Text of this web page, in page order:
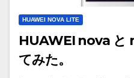
HUAWEI NOVA LITE
HUAWEI nova と
てみた。